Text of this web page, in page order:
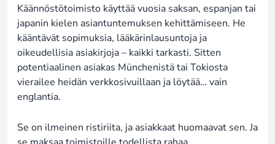
Käännöstötoimisto käyttää vuosia saksan, espanjan tai
japanin kielen asiantuntemuksen kehittämiseen. He
kääntävät sopimuksia, lääkärinlausuntoja ja
oikeudellisia asiakirjoja – kaikki tarkasti. Sitten
potentiaalinen asiakas Münchenistä tai Tokiosta
vierailee heidän verkkosivuillaan ja löytää… vain
englantia.
Se on ilmeinen ristiriita, ja asiakkaat huomaavat sen. Ja